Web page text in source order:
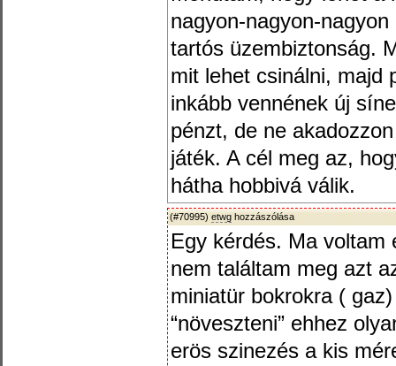
nagyon-nagyon-
tartós üzembiztonság.
mit lehet csinálni, majd
inkább vennének új
pénzt, de ne
játék. A cél meg az,
hátha hobbivá válik.
(#70995) etwg hozzászólása
Egy kérdés. Ma voltam
nem találtam meg azt
miniatür bokrokra (
“növeszteni” ehhez
erös szinezés a kis